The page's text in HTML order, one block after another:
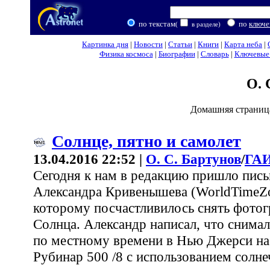
по текстам( в разделе) по
Картинка дня | Новости | Статьи | Книги | Карта неба |
Физика космоса| Биографии| Словарь| Ключевые
О.
Домашняя
Солнце, пятно и самолет
13.04.2016 22:52 | О. С. Бартунов/
Сегодня к нам в редакцию пришло
Александра Кривенышева
которому посчастливилось снять
Солнца. Александр написал, что
по местному времени в Нью Джерси
Рубинар 500 /8 с использованием